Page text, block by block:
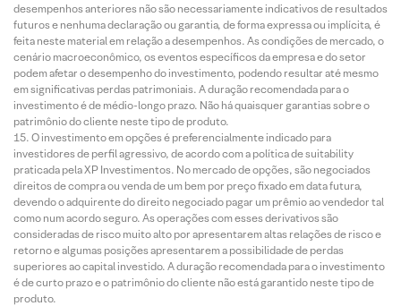
desempenhos anteriores não são necessariamente indicativos de resultados
futuros e nenhuma declaração ou garantia, de forma expressa ou implícita, é
feita neste material em relação a desempenhos. As condições de mercado, o
cenário macroeconômico, os eventos específicos da empresa e do setor
podem afetar o desempenho do investimento, podendo resultar até mesmo
em significativas perdas patrimoniais. A duração recomendada para o
investimento é de médio-longo prazo. Não há quaisquer garantias sobre o
patrimônio do cliente neste tipo de produto.
O investimento em opções é preferencialmente indicado para
investidores de perfil agressivo, de acordo com a política de suitability
praticada pela XP Investimentos. No mercado de opções, são negociados
direitos de compra ou venda de um bem por preço fixado em data futura,
devendo o adquirente do direito negociado pagar um prêmio ao vendedor tal
como num acordo seguro. As operações com esses derivativos são
consideradas de risco muito alto por apresentarem altas relações de risco e
retorno e algumas posições apresentarem a possibilidade de perdas
superiores ao capital investido. A duração recomendada para o investimento
é de curto prazo e o patrimônio do cliente não está garantido neste tipo de
produto.